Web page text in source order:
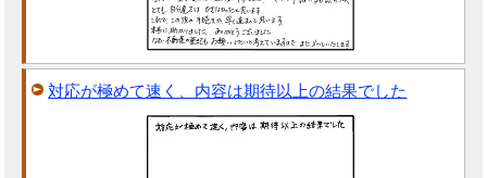
対応が極めて速く、内容は期待以上の結果でした